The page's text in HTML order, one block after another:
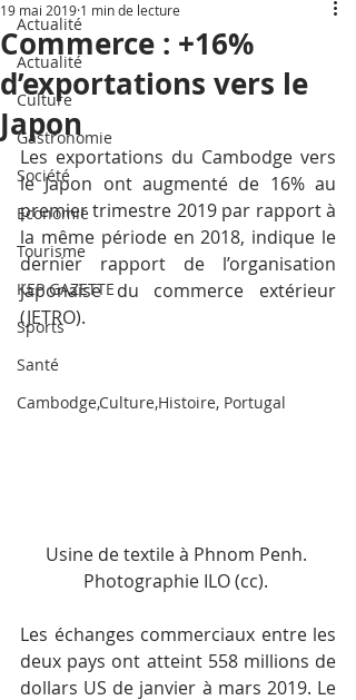
Actualité
Actualité
Culture
Gastronomie
Société
Economie
Tourisme
KEP GAZETTE
Sports
Santé
Cambodge,Culture,Histoire, Portugal
Commerce : +16%
d’exportations vers le
Japon
19 mai 2019 1 min de lecture
Les exportations du Cambodge vers
le Japon ont augmenté de 16% au
premier trimestre 2019 par rapport à
la même période en 2018, indique le
dernier rapport de l’organisation
japonaise du commerce extérieur
(JETRO).
Usine de textile à Phnom Penh.
Photographie ILO (cc).
Les échanges commerciaux entre les
deux pays ont atteint 558 millions de
dollars US de janvier à mars 2019. Le